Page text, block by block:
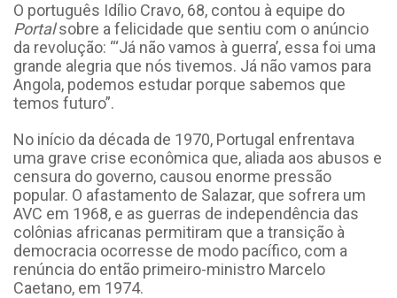
O português Idílio Cravo, 68, contou à equipe do
Portalsobre a felicidade que sentiu com o anúncio
da revolução: “‘Já não vamos à guerra’, essa foi uma
grande alegria que nós tivemos. Já não vamos para
Angola, podemos estudar porque sabemos que
temos futuro”.
No início da década de 1970, Portugal enfrentava
uma grave crise econômica que, aliada aos abusos e
censura do governo, causou enorme pressão
popular. O afastamento de Salazar, que sofrera um
AVC em 1968, e as guerras de independência das
colônias africanas permitiram que a transição à
democracia ocorresse de modo pacífico, com a
renúncia do então primeiro-ministro Marcelo
Caetano, em 1974.